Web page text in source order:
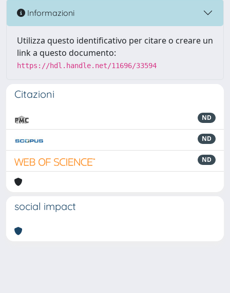
Informazioni
Utilizza questo identificativo per citare o creare un
link a questo documento:
https://hdl.handle.net/11696/33594
Citazioni
ND
ND
ND
social impact